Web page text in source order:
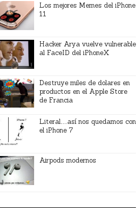
Los mejores Memes del iPhone
11
Hacker Arya vuelve vulnerable
al FaceID del iPhoneX
Destruye miles de dolares en
productos en el Apple Store
de Francia
Literal…así nos quedamos con
el iPhone 7
Airpods modernos